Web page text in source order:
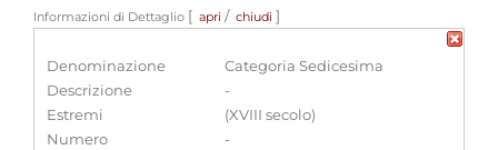
Informazioni di Dettaglio [ apri / chiudi ]
Denominazione
Categoria Sedicesima
Descrizione
-
Estremi
(XVIII secolo)
Numero
-